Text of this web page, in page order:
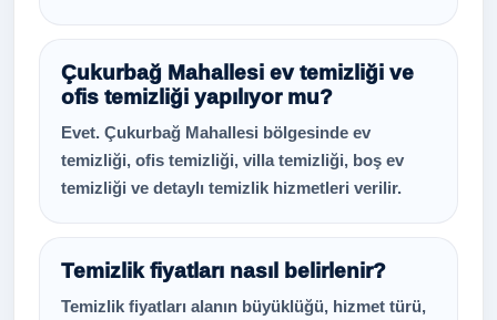
Çukurbağ Mahallesi ev temizliği ve
ofis temizliği yapılıyor mu?
Evet. Çukurbağ Mahallesi bölgesinde ev
temizliği, ofis temizliği, villa temizliği, boş ev
temizliği ve detaylı temizlik hizmetleri verilir.
Temizlik fiyatları nasıl belirlenir?
Temizlik fiyatları alanın büyüklüğü, hizmet türü,